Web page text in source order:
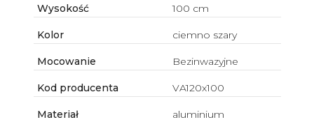
Wysokość 100 cm
Kolor ciemno szary
Mocowanie Bezinwazyjne
Kod producenta VA120x100
Materiał aluminium